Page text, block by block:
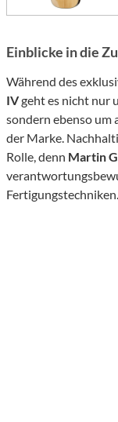
Einblicke in die
Während des
IVgeht es nicht nur
sondern ebenso
der Marke.
Rolle, denn Martin
Fertigungstechniken.